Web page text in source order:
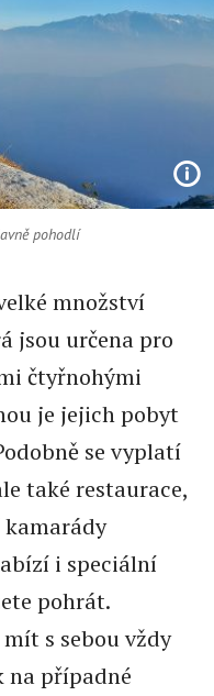
pohodlí
množství
jsou určena pro
čtyřnohými
je jejich pobyt
se vyplatí
také restaurace,
kamarády
i speciální
pohrát.
s sebou vždy
na případné